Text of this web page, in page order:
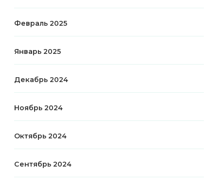
Февраль 2025
Январь 2025
Декабрь 2024
Ноябрь 2024
Октябрь 2024
Сентябрь 2024